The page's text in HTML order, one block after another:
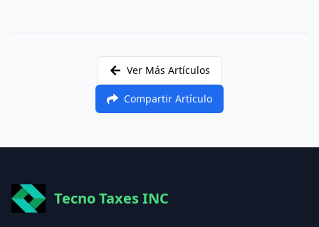
Ver Más Artículos
Compartir Artículo
Tecno Taxes INC